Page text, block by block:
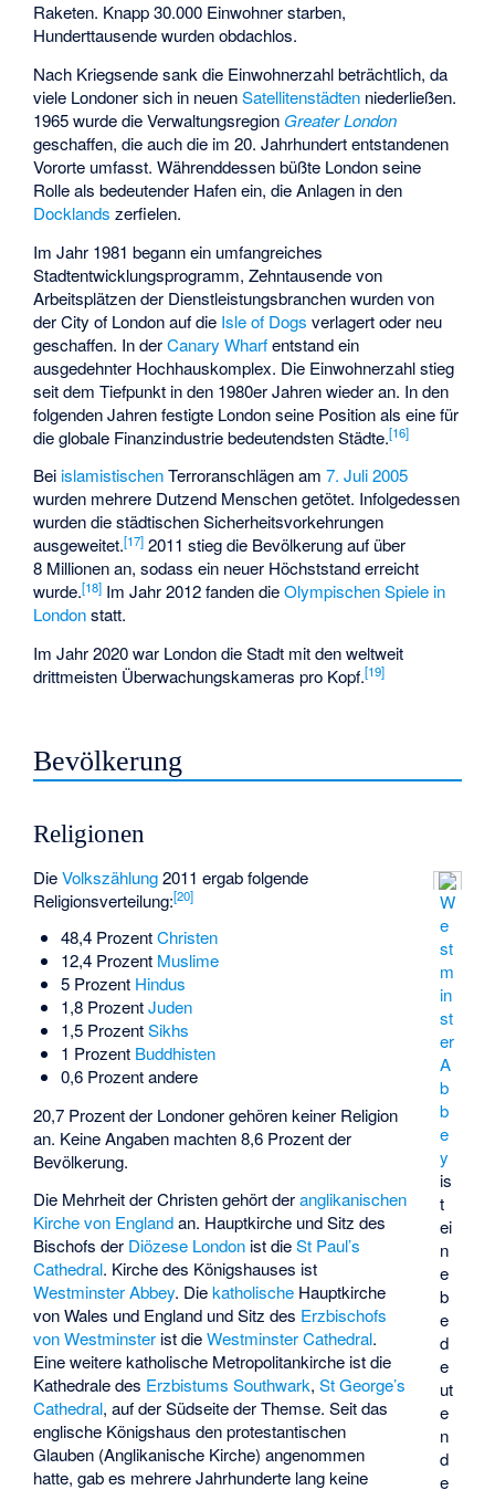
Raketen. Knapp 30.000 Einwohner starben,
Hunderttausende wurden obdachlos.
Nach Kriegsende sank die Einwohnerzahl beträchtlich, da
viele Londoner sich in neuenSatellitenstädten niederließen.
1965 wurde die Verwaltungsregion Greater London
geschaffen, die auch die im 20. Jahrhundert entstandenen
Vororte umfasst. Währenddessen büßte London seine
Rolle als bedeutender Hafen ein, die Anlagen in den
Docklands zerfielen.
Im Jahr 1981 begann ein umfangreiches
Stadtentwicklungsprogramm, Zehntausende von
Arbeitsplätzen der Dienstleistungsbranchen wurden von
der City of London auf die Isle of Dogs verlagert oder neu
geschaffen. In derCanary Wharfentstand ein
ausgedehnter Hochhauskomplex. Die Einwohnerzahl stieg
seit dem Tiefpunkt in den 1980er Jahren wieder an. In den
folgenden Jahren festigte London seine Position als eine für
die globale Finanzindustrie bedeutendsten Städte.[16]
Bei islamistischenTerroranschlägen am7. Juli 2005
wurden mehrere Dutzend Menschen getötet. Infolgedessen
wurden die städtischen Sicherheitsvorkehrungen
ausgeweitet.[17] 2011 stieg die Bevölkerung auf über
8 Millionen an, sodass ein neuer Höchststand erreicht
wurde.[18] Im Jahr 2012 fanden dieOlympischen Spiele in
Londonstatt.
Im Jahr 2020 war London die Stadt mit den weltweit
drittmeisten Überwachungskameras pro Kopf.[19]
Bevölkerung
Religionen
W
e
st
m
in
st
er
A
b
b
e
y
is
t
ei
n
e
b
e
d
e
ut
e
n
d
e
DieVolkszählung2011 ergab folgende
Religionsverteilung:[20]
48,4 ProzentChristen
12,4 Prozent Muslime
5 Prozent Hindus
1,8 ProzentJuden
1,5 ProzentSikhs
1 Prozent Buddhisten
0,6 Prozent andere
20,7 Prozent der Londoner gehören keiner Religion
an. Keine Angaben machten 8,6 Prozent der
Bevölkerung.
Die Mehrheit der Christen gehört deranglikanischen
Kirche von Englandan. Hauptkirche und Sitz des
Bischofs der Diözese London ist dieSt Paul’s
Cathedral. Kirche des Königshauses ist
Westminster Abbey. Diekatholische Hauptkirche
von Wales und England und Sitz des Erzbischofs
von Westminster ist dieWestminster Cathedral.
Eine weitere katholische Metropolitankirche ist die
Kathedrale des Erzbistums Southwark,St George’s
Cathedral, auf der Südseite der Themse. Seit das
englische Königshaus den protestantischen
Glauben (Anglikanische Kirche) angenommen
hatte, gab es mehrere Jahrhunderte lang keine